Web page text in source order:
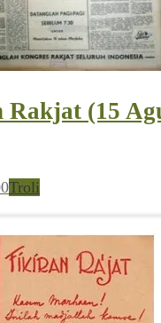
Rakjat (15
Troli